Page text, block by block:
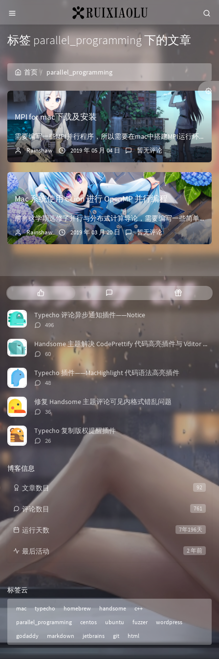
标签 parallel_programming 下的文章
首页 parallel_programming
MPI for mac下载及安装
需要编写一些MPI并行程序，所以需要在mac中搭建MPI运行环境下载下载最新版open-MPI，下载地址 https://www.open-mpi.org/software/ompi/v4.0/...
Rainshaw 2019 年 05 月 04 日 暂无评论
Mac 系统使用 CLion 进行 OpenMP 并行编程
前言这学期选修了并行与分布式计算导论，需要编写一些简单的并行程序，并分析并行算法的优劣，由于Mac上默认的clang不支持OpenMP，便谷歌了一下怎么配置。在搜索的过程中，我发现许多教程都很老...
Rainshaw 2019 年 03 月 20 日 暂无评论
热
门
新
评
论
随
机
Typecho 评论异步通知插件——Notice
评
数：
496
Handsome 主题解决 CodePrettify 代码高亮插件与 Vditor 兼容问题
评
数：
60
Typecho 插件——MacHighlight 代码语法高亮插件
评
数：
48
修复 Handsome 主题评论可见内格式错乱问题
评
数：
36
Typecho 复制版权提醒插件
评
26
博客信息
92
文章数目
761
评论数目
7年196天
运行天数
2 年前
最后活动
标签云
mac typecho homebrew handsome
c++
parallel_programming
centos ubuntu fuzzer
wordpress
godaddy
markdown jetbrains git html